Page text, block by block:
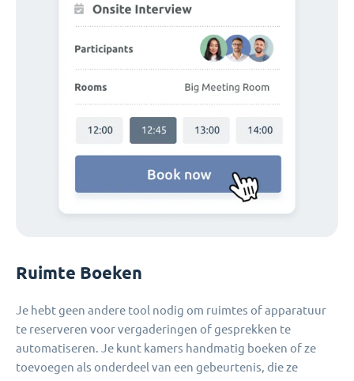
Ruimte Boeken
Je hebt geen andere tool nodig om ruimtes of apparatuur
te reserveren voor vergaderingen of gesprekken te
automatiseren. Je kunt kamers handmatig boeken of ze
toevoegen als onderdeel van een gebeurtenis, die ze